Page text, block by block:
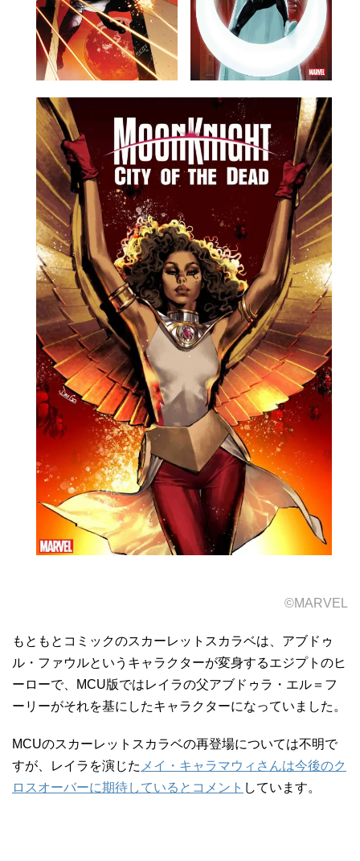
©MARVEL
もともとコミックのスカーレットスカラベは、アブドゥ
ル・ファウルというキャラクターが変身するエジプトのヒ
ーローで、MCU版ではレイラの父アブドゥラ・エル＝フ
ーリーがそれを基にしたキャラクターになっていました。
MCUのスカーレットスカラベの再登場については不明で
すが、レイラを演じた メイ・キャラマウィさんは今後のク
ロスオーバーに期待しているとコメント しています。